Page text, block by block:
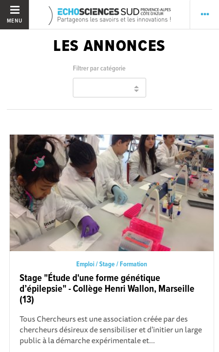
MENU
LES ANNONCES
Filtrer par catégorie
Emploi / Stage / Formation
Stage "Étude d'une forme génétique
d’épilepsie" - Collège Henri Wallon, Marseille
(13)
Tous Chercheurs est une association créée par des
chercheurs désireux de sensibiliser et d'initier un large
public à la démarche expérimentale et...